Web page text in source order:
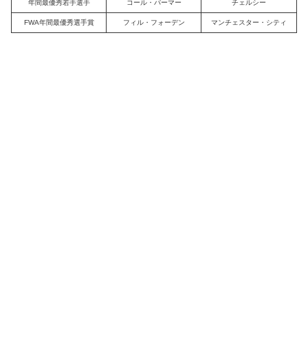
年間最優秀若手選手 コール・パーマー チェルシー
FWA年間最優秀選手賞 フィル・フォーデン マンチェスター・シティ